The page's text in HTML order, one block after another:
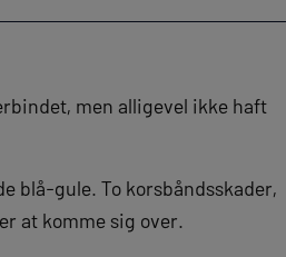
men alligevel ikke haft
blå-gule. To korsbåndsskader,
at komme sig over.